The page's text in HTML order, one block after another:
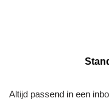
Altijd passend in een